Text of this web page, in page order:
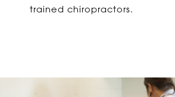
trained chiropractors.